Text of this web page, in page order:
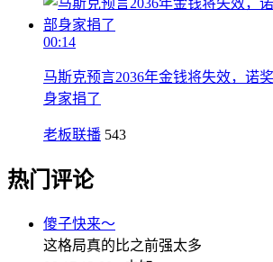
00:14
马斯克预言2036年金钱将失效，诺
身家捐了
老板联播 543
热门评论
傻子快来～
这格局真的比之前强太多